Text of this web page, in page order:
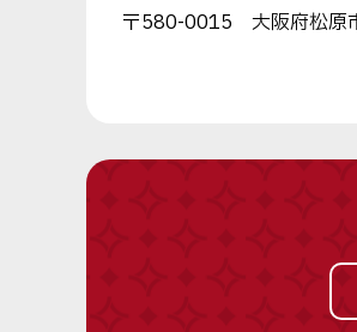
〒580-0015 大阪府松原